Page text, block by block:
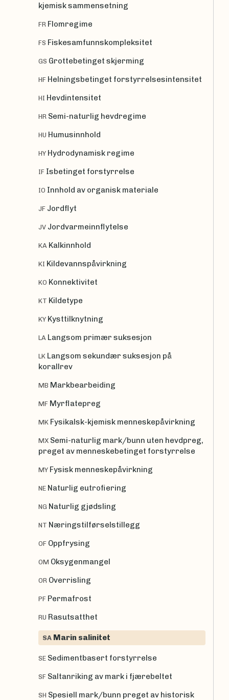
kjemisk sammensetning
FR Flomregime
FS Fiskesamfunnskompleksitet
GS Grottebetinget skjerming
HF Helningsbetinget forstyrrelsesintensitet
HI Hevdintensitet
HR Semi-naturlig hevdregime
HU Humusinnhold
HY Hydrodynamisk regime
IF Isbetinget forstyrrelse
IO Innhold av organisk materiale
JF Jordflyt
JV Jordvarmeinnflytelse
KA Kalkinnhold
KI Kildevannspåvirkning
KO Konnektivitet
KT Kildetype
KY Kysttilknytning
LA Langsom primær suksesjon
LK Langsom sekundær suksesjon på
korallrev
MB Markbearbeiding
MF Myrflatepreg
MK Fysikalsk-kjemisk menneskepåvirkning
MX Semi-naturlig mark/bunn uten hevdpreg,
preget av menneskebetinget forstyrrelse
MY Fysisk menneskepåvirkning
NE Naturlig eutrofiering
NG Naturlig gjødsling
NT Næringstilførselstillegg
OF Oppfrysing
OM Oksygenmangel
OR Overrisling
PF Permafrost
RU Rasutsatthet
SA Marin salinitet
SE Sedimentbasert forstyrrelse
SF Saltanriking av mark i fjærebeltet
SH Spesiell mark/bunn preget av historisk